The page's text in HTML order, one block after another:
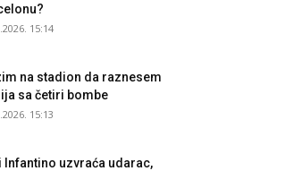
15:14
na stadion da raznesem
sa četiri bombe
15:13
Infantino uzvraća udarac,